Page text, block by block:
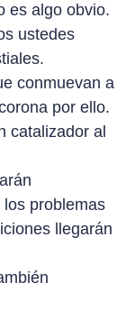
es algo obvio.
ustedes
conmuevan a
por ello.
catalizador al
problemas
llegarán